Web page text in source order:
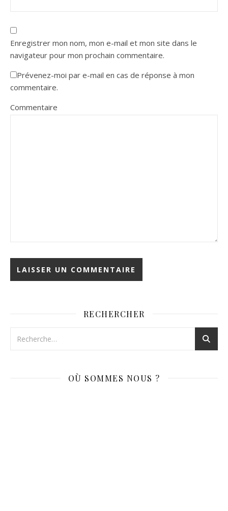
Enregistrer mon nom, mon e-mail et mon site dans le
navigateur pour mon prochain commentaire.
Prévenez-moi par e-mail en cas de réponse à mon
commentaire.
Commentaire
RECHERCHER
OÙ SOMMES NOUS ?